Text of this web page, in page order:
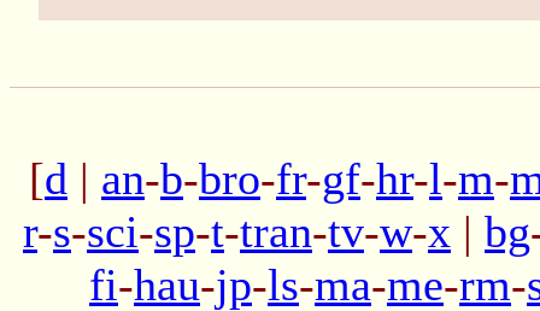
[d | an-b-bro-fr-gf-hr-l-m-
r-s-sci-sp-t-tran-tv-w-x | bg
fi-hau-jp-ls-ma-me-rm-